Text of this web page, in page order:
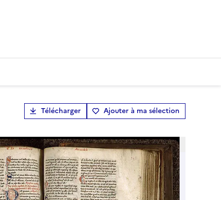
Télécharger Ajouter à ma sélection